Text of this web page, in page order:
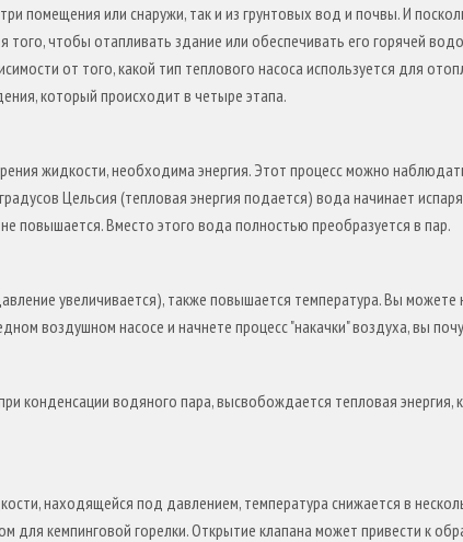
помещения или снаружи, так и из грунтовых вод и почвы. И
того, чтобы отапливать здание или обеспечивать его горячей
от того, какой тип теплового насоса используется для
который происходит в четыре этапа.
жидкости, необходима энергия. Этот процесс можно
Цельсия (тепловая энергия подается) вода начинает
повышается. Вместо этого вода полностью преобразуется в пар.
увеличивается), также повышается температура. Вы
воздушном насосе и начнете процесс "накачки" воздуха, вы
конденсации водяного пара, высвобождается тепловая энергия,
находящейся под давлением, температура снижается в
для кемпинговой горелки. Открытие клапана может привести к